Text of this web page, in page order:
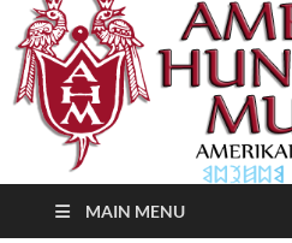
Museum –
Magyar
MAIN MENU